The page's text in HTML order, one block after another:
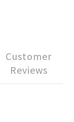
Customer
Reviews